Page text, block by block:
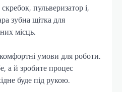
пульверизатор і,
зубна щітка для
місць.
умови для роботи.
а й зробите процес
буде під рукою.